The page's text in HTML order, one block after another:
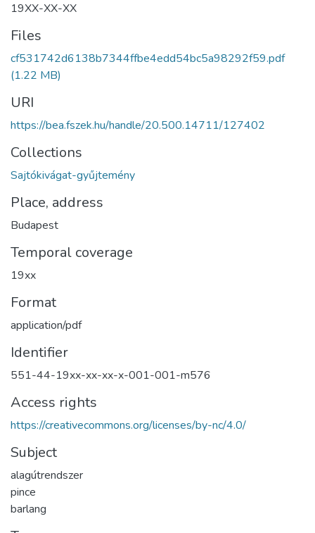
19XX-XX-XX
Files
cf531742d6138b7344ffbe4edd54bc5a98292f59.pdf
(1.22 MB)
URI
https://bea.fszek.hu/handle/20.500.14711/127402
Collections
Sajtókivágat-gyűjtemény
Place, address
Budapest
Temporal coverage
19xx
Format
application/pdf
Identifier
551-44-19xx-xx-xx-x-001-001-m576
Access rights
https://creativecommons.org/licenses/by-nc/4.0/
Subject
alagútrendszer
pince
barlang